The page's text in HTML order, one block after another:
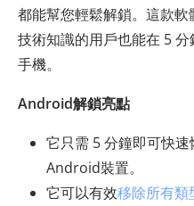
都能幫您輕鬆解鎖。這款
技術知識的用戶也能在 5
手機。
Android解鎖亮點
它只需 5 分鐘即可快
Android裝置。
它可以有效移除所有類